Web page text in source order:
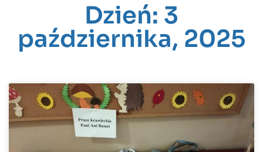
Dzień: 3
października, 2025